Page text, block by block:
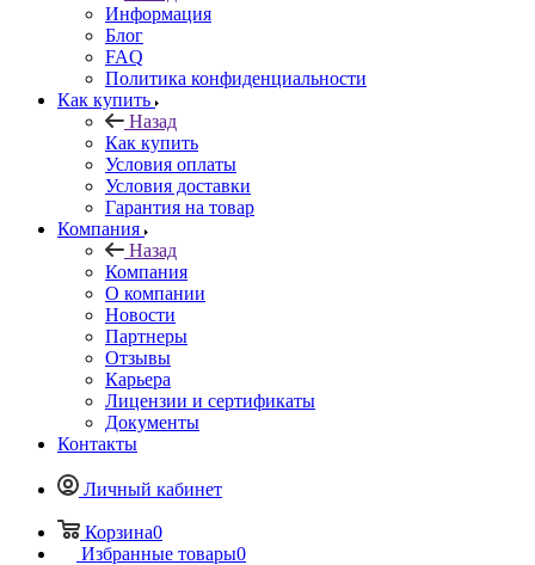
Информация
Блог
FAQ
Политика конфиденциальности
Как купить
Назад
Как купить
Условия оплаты
Условия доставки
Гарантия на товар
Компания
Назад
Компания
О компании
Новости
Партнеры
Отзывы
Карьера
Лицензии и сертификаты
Документы
Контакты
Личный кабинет
Корзина0
Избранные товары0